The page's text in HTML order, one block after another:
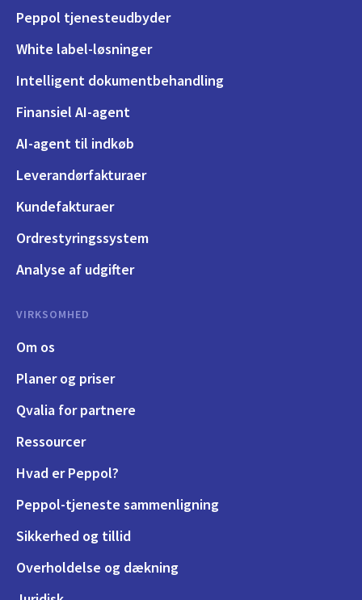
Peppol tjenesteudbyder
White label-løsninger
Intelligent dokumentbehandling
Finansiel AI-agent
AI-agent til indkøb
Leverandørfakturaer
Kundefakturaer
Ordrestyringssystem
Analyse af udgifter
VIRKSOMHED
Om os
Planer og priser
Qvalia for partnere
Ressourcer
Hvad er Peppol?
Peppol-tjeneste sammenligning
Sikkerhed og tillid
Overholdelse og dækning